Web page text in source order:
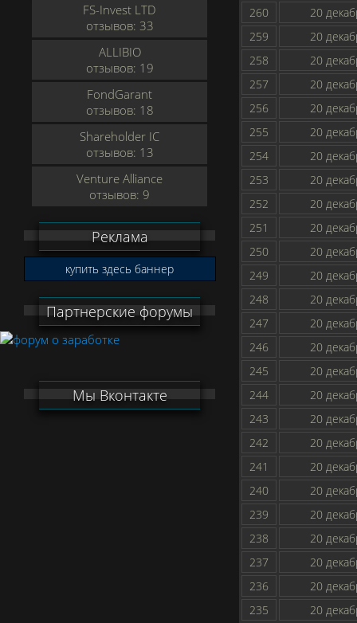
FS-Invest LTD
отзывов: 33
ALLIBIO
отзывов: 19
FondGarant
отзывов: 18
Shareholder IC
отзывов: 13
Venture Alliance
отзывов: 9
Реклама
купить здесь баннер
Партнерские форумы
Мы Вконтакте
260
20
259
20
258
20
257
20
256
20
255
20
254
20
253
20
252
20
251
20
250
20
249
20
248
20
247
20
246
20
245
20
244
20
243
20
242
20
241
20
240
20
239
20
238
20
237
20
236
20
235
20